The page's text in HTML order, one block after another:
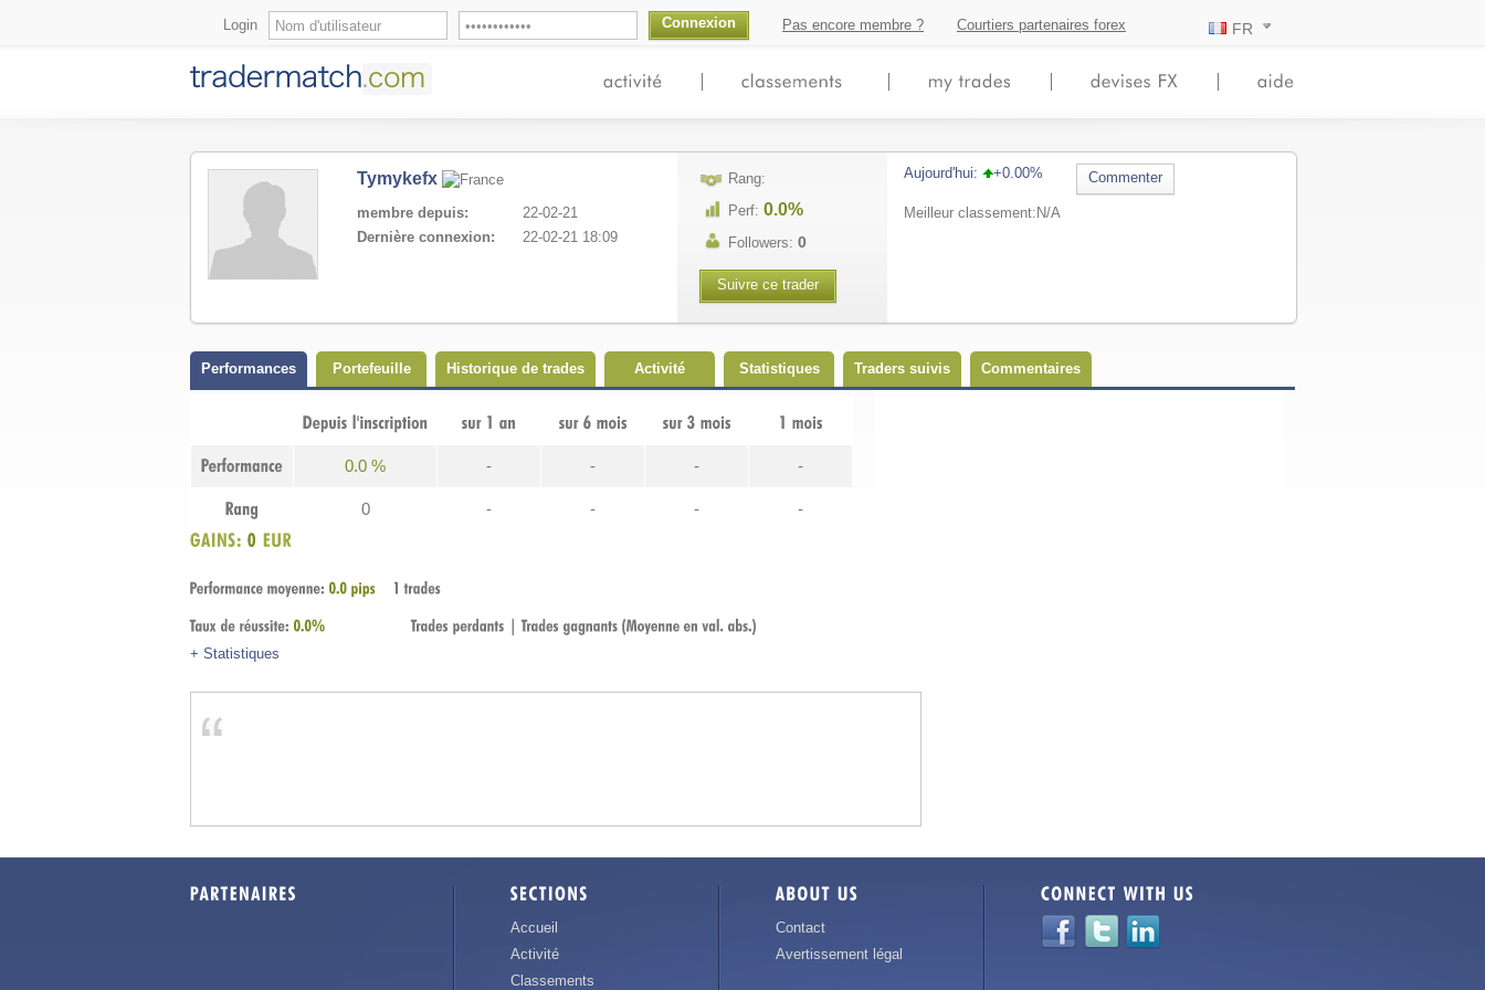
Login Connexion Pas encore membre ? Courtiers partenaires forex FR
Tymykefx
membre depuis:
Dernière connexion:
22-02-21
22-02-21 18:09
Rang:
Perf: 0.0%
Followers: 0
Suivre ce trader
Aujourd'hui: +0.00% Commenter
Meilleur classement:N/A
Performances Portefeuille Historique de trades Activité Statistiques Traders suivis Commentaires
0.0 % - - - -
0 - - - -
+ Statistiques
Accueil
Activité
Classements
Contact
Avertissement légal